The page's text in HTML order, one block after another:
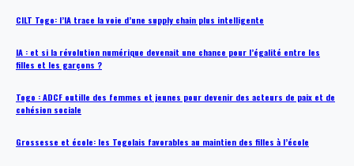
CILT Togo: l’IA trace la voie d’une supply chain plus intelligente
IA : et si la révolution numérique devenait une chance pour l’égalité entre les
filles et les garçons ?
Togo : ADCF outille des femmes et jeunes pour devenir des acteurs de paix et de
cohésion sociale
Grossesse et école: les Togolais favorables au maintien des filles à l’école